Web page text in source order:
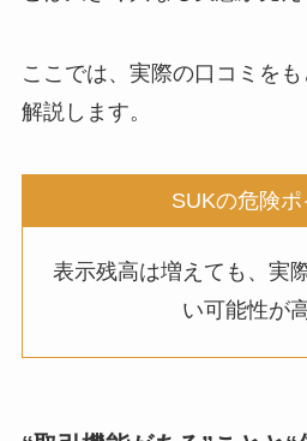
ここでは、実際の口コミを
解説します。
SUKの危険ポ
表示残高は増えても、実
い可能性が